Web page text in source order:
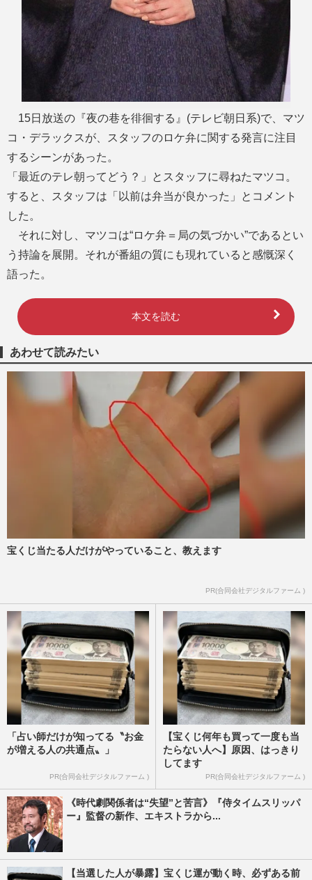
15日放送の『夜の巷を徘徊する』(テレビ朝日系)で、マツ
コ・デラックスが、スタッフのロケ弁に関する発言に注目
するシーンがあった。
「最近のテレ朝ってどう？」とスタッフに尋ねたマツコ。
すると、スタッフは「以前は弁当が良かった」とコメント
した。
それに対し、マツコは“ロケ弁＝局の気づかい”であるとい
う持論を展開。それが番組の質にも現れていると感慨深く
語った。
本文を読む
あわせて読みたい
宝くじ当たる人だけがやっていること、教えます
PR(合同会社デジタルファーム )
「占い師だけが知ってる〝お金
が増える人の共通点〟」
PR(合同会社デジタルファーム )
【宝くじ何年も買って一度も当
たらない人へ】原因、はっきり
してます
PR(合同会社デジタルファーム )
《時代劇関係者は“失望”と苦言》『侍タイムスリッパ
ー』監督の新作、エキストラから...
【当選した人が暴露】宝くじ運が動く時、必ずある前